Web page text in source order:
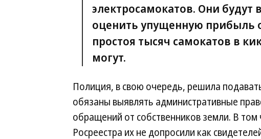
электросамокатов. Они
оценить упущенную прибыль
простоя тысяч самокатов в
могут.
Полиция, в свою очередь, решила
обязаны выявлять административные
обращений от собственников земли. В том
Росреестра их не допросили как